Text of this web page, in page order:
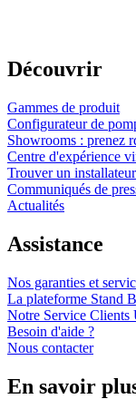
Découvrir
Gammes de produit
Configurateur de
Showrooms : prenez
Centre d'expérience
Trouver un installateur
Communiqués de
Actualités
Assistance
Nos garanties et
La plateforme Stand
Notre Service Clients
Besoin d'aide ?
Nous contacter
En savoir